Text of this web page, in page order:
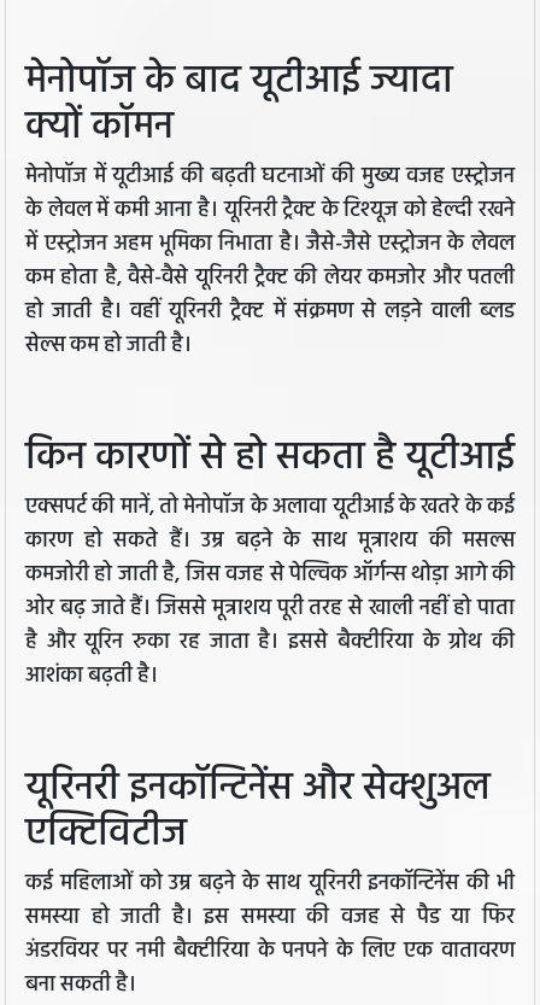
मेनोपॉज के बाद यूटीआई ज्यादा
क्यों कॉमन
मेनोपॉज में यूटीआई की बढ़ती घटनाओं की मुख्य वजह एस्ट्रोजन
के लेवल में कमी आना है। यूरिनरी ट्रैक्ट के टिश्यूज को हेल्दी रखने
में एस्ट्रोजन अहम भूमिका निभाता है। जैसे-जैसे एस्ट्रोजन के लेवल
कम होता है, वैसे-वैसे यूरिनरी ट्रैक्ट की लेयर कमजोर और पतली
हो जाती है। वहीं यूरिनरी ट्रैक्ट में संक्रमण से लड़ने वाली ब्लड
सेल्स कम हो जाती है।
किन कारणों से हो सकता है यूटीआई
एक्सपर्ट की मानें, तो मेनोपॉज के अलावा यूटीआई के खतरे के कई
कारण हो सकते हैं। उम्र बढ़ने के साथ मूत्राशय की मसल्स
कमजोरी हो जाती है, जिस वजह से पेल्विक ऑर्गन्स थोड़ा आगे की
ओर बढ़ जाते हैं। जिससे मूत्राशय पूरी तरह से खाली नहीं हो पाता
है और यूरिन रुका रह जाता है। इससे बैक्टीरिया के ग्रोथ की
आशंका बढ़ती है।
यूरिनरी इनकॉन्टिनेंस और सेक्शुअल
एक्टिविटीज
कई महिलाओं को उम्र बढ़ने के साथ यूरिनरी इनकॉन्टिनेंस की भी
समस्या हो जाती है। इस समस्या की वजह से पैड या फिर
अंडरवियर पर नमी बैक्टीरिया के पनपने के लिए एक वातावरण
बना सकती है।